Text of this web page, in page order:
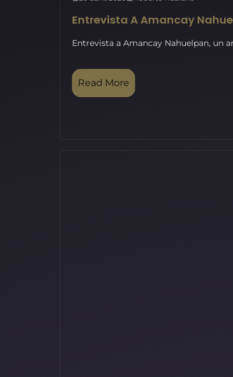
Entrevista A Amancay
Entrevista a Amancay Nahuelpan, un
Read More